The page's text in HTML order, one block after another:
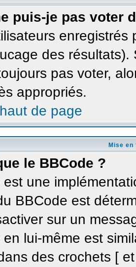
puis-je pas voter
des
pas voter,
appropriés.
de page
Mise
le BBCode ?
une
BBCode est
sur un
lui-même est
des crochets [